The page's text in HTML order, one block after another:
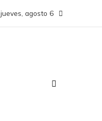
jueves, agosto 6